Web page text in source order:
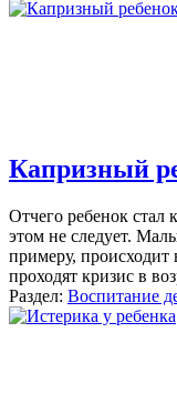
Капризный
Отчего ребенок стал
этом не следует.
примеру, происходит
проходят кризис в
Раздел: Воспитание